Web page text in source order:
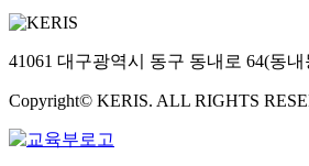
41061 대구광역시 동구 동내로 64(동내
Copyright© KERIS. ALL RIGHTS